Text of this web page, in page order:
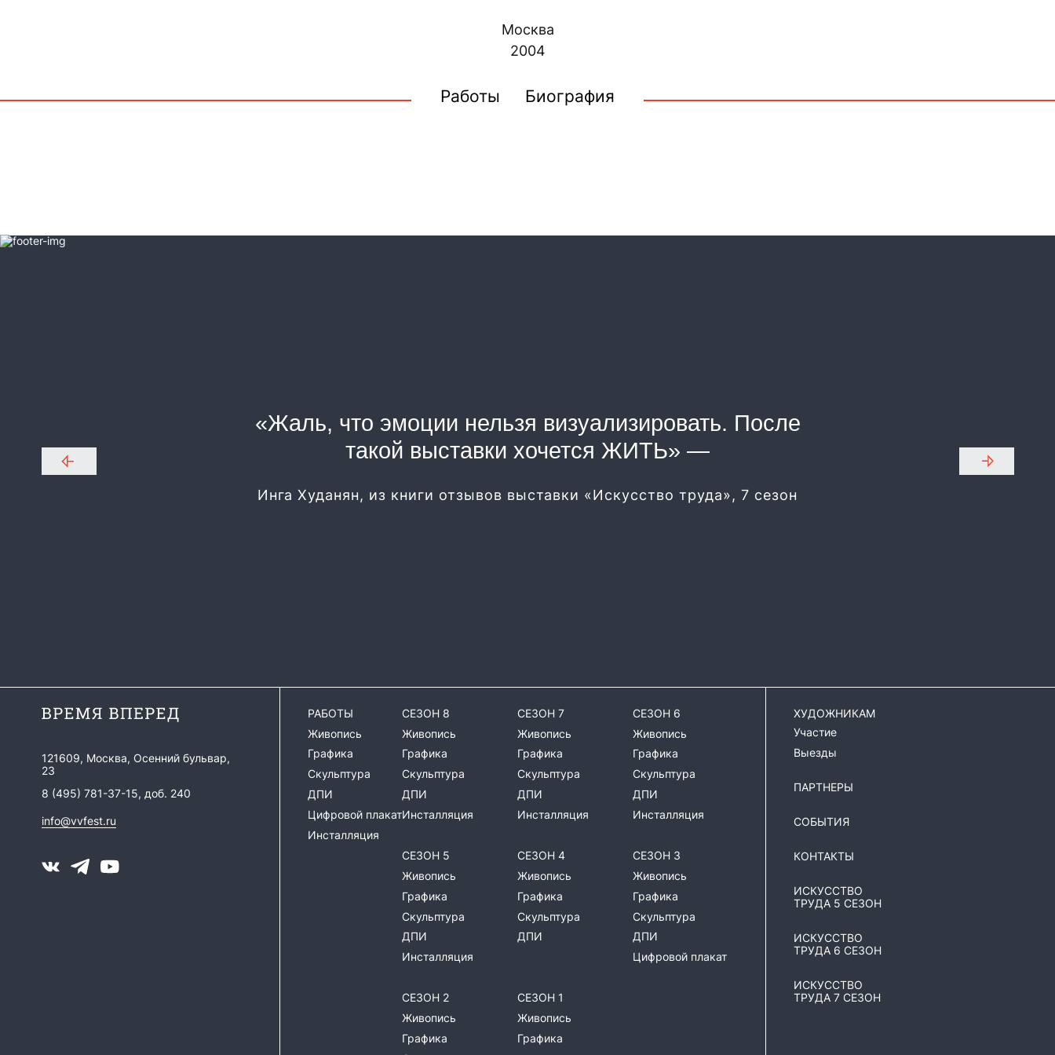
Москва
2004
Работы Биография
«Жаль, что эмоции нельзя визуализировать. После
такой выставки хочется ЖИТЬ» —
Инга Худанян, из книги отзывов выставки «Искусство труда», 7 сезон
121609, Москва, Осенний бульвар,
23
8 (495) 781-37-15, доб. 240
info@vvfest.ru
РАБОТЫ
Живопись
Графика
Скульптура
ДПИ
Цифровой плакат
Инсталляция
СЕЗОН 8
Живопись
Графика
Скульптура
ДПИ
Инсталляция
СЕЗОН 7
Живопись
Графика
Скульптура
ДПИ
Инсталляция
СЕЗОН 6
Живопись
Графика
Скульптура
ДПИ
Инсталляция
СЕЗОН 5
Живопись
Графика
Скульптура
ДПИ
Инсталляция
СЕЗОН 4
Живопись
Графика
Скульптура
ДПИ
СЕЗОН 3
Живопись
Графика
Скульптура
ДПИ
Цифровой плакат
СЕЗОН 2
Живопись
Графика
СЕЗОН 1
Живопись
Графика
ХУДОЖНИКАМ
Участие
Выезды
ПАРТНЕРЫ
СОБЫТИЯ
КОНТАКТЫ
ИСКУССТВО
ТРУДА 5 СЕЗОН
ИСКУССТВО
ТРУДА 6 СЕЗОН
ИСКУССТВО
ТРУДА 7 СЕЗОН